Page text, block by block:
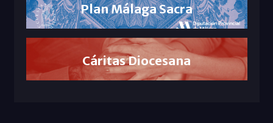
Plan Málaga Sacra
Cáritas Diocesana